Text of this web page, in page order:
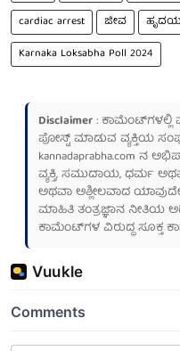
cardiac arrest
ಜೀವ ಹೃದಯ
Karnaka Loksabha Poll 2024
Disclaimer: ಕಾಮೆಂಟ್‌ಗಳಲ್ಲಿ
ಪೋಸ್ಟ್ ಮಾಡುವ ವ್ಯಕ್ತಿಯ
kannadaprabha.com ನ
ವ್ಯಕ್ತಿ, ಸಮುದಾಯ, ಧರ್ಮ
ಅಥವಾ ಅಶ್ಲೀಲವಾದ
ಮಾಹಿತಿ ತಂತ್ರಜ್ಞಾನ ನೀತಿಯ
ಕಾಮೆಂಟ್‌ಗಳ ವಿರುದ್ಧ ಸೂಕ್ತ